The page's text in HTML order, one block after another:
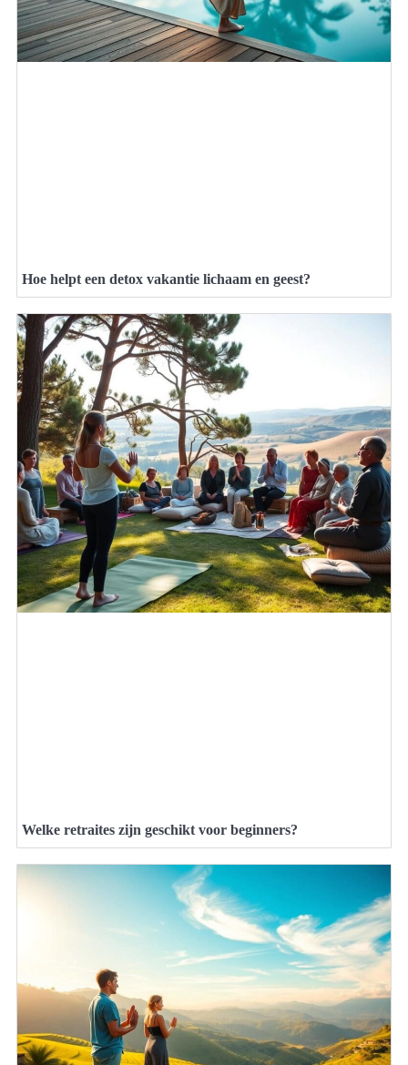
Hoe helpt een detox vakantie lichaam en geest?
Welke retraites zijn geschikt voor beginners?